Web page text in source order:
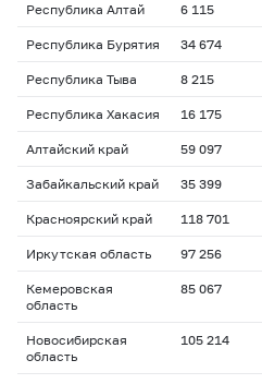
Республика Алтай 6 115
Республика Бурятия 34 674
Республика Тыва 8 215
Республика Хакасия 16 175
Алтайский край 59 097
Забайкальский край 35 399
Красноярский край 118 701
Иркутская область 97 256
Кемеровская
область
85 067
Новосибирская
область
105 214